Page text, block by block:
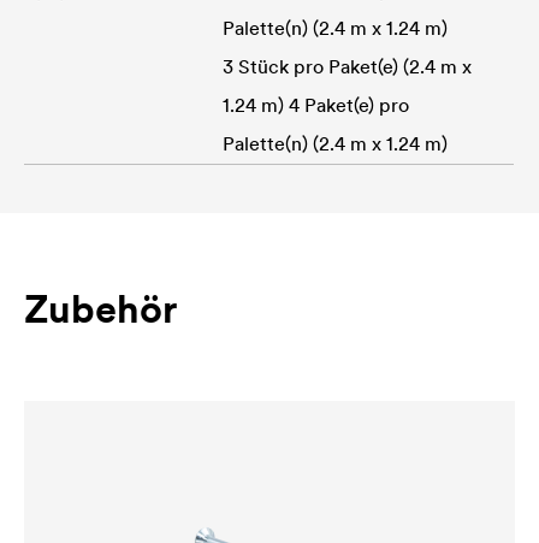
Palette(n) (2.4 m x 1.24 m)
3 Stück pro Paket(e) (2.4 m x
1.24 m) 4 Paket(e) pro
Palette(n) (2.4 m x 1.24 m)
Zubehör